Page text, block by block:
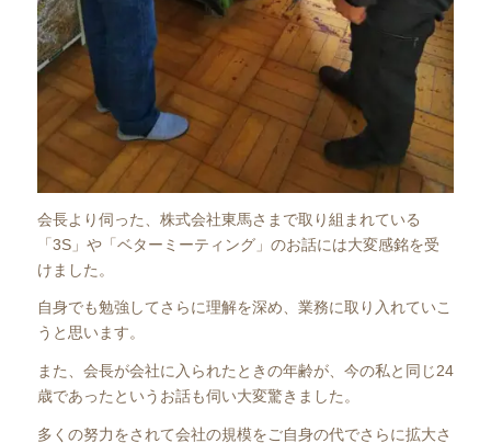
会長より伺った、株式会社東馬さまで取り組まれている
「3S」や「ベターミーティング」のお話には大変感銘を受
けました。
自身でも勉強してさらに理解を深め、業務に取り入れていこ
うと思います。
また、会長が会社に入られたときの年齢が、今の私と同じ24
歳であったというお話も伺い大変驚きました。
多くの努力をされて会社の規模をご自身の代でさらに拡大さ